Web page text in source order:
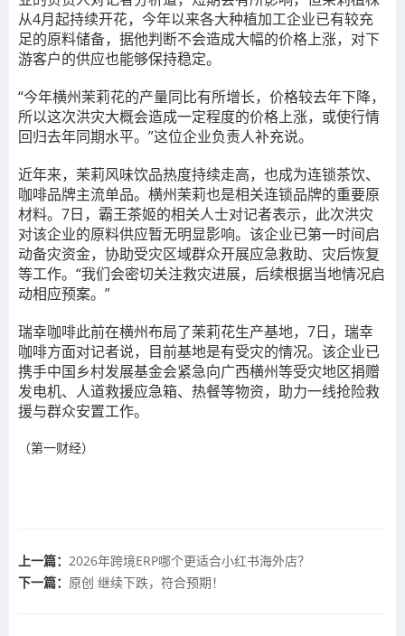
从4月起持续开花，今年以来各大种植加工企业已有较充
足的原料储备，据他判断不会造成大幅的价格上涨，对下
游客户的供应也能够保持稳定。
“今年横州茉莉花的产量同比有所增长，价格较去年下降，
所以这次洪灾大概会造成一定程度的价格上涨，或使行情
回归去年同期水平。”这位企业负责人补充说。
近年来，茉莉风味饮品热度持续走高，也成为连锁茶饮、
咖啡品牌主流单品。横州茉莉也是相关连锁品牌的重要原
材料。7日，霸王茶姬的相关人士对记者表示，此次洪灾
对该企业的原料供应暂无明显影响。该企业已第一时间启
动备灾资金，协助受灾区域群众开展应急救助、灾后恢复
等工作。“我们会密切关注救灾进展，后续根据当地情况启
动相应预案。”
瑞幸咖啡此前在横州布局了茉莉花生产基地，7日，瑞幸
咖啡方面对记者说，目前基地是有受灾的情况。该企业已
携手中国乡村发展基金会紧急向广西横州等受灾地区捐赠
发电机、人道救援应急箱、热餐等物资，助力一线抢险救
援与群众安置工作。
（第一财经）
上一篇： 2026年跨境ERP哪个更适合小红书海外店？
下一篇： 原创 继续下跌，符合预期！